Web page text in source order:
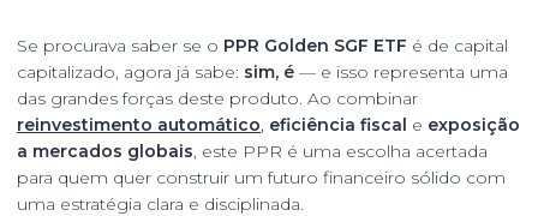
Se procurava saber se o PPR Golden SGF ETF é de capital
capitalizado, agora já sabe: sim, é — e isso representa uma
das grandes forças deste produto. Ao combinar
reinvestimento automático eficiência fiscal e exposição
a mercados globais , este PPR é uma escolha acertada
para quem quer construir um futuro financeiro sólido com
uma estratégia clara e disciplinada.